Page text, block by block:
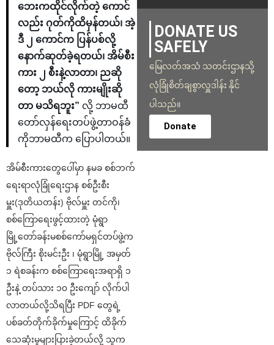
ဘေးကထိုင်လိုက်တဲ့ ကောင်
လည်း ဂုတ်ကိုထိမှန်တယ်၊ အဲ့
ဒီ ၂ ကောင်က ပြန်ပစ်လို့
နောက်ဆုတ်ခဲ့ရတယ်၊ အိမ်စီး
ကား ၂ စီးနဲ့လာတာ၊ ညဆို
တော့ ဘယ်လို ကားမျိုးဆို
တာ မသိရဘူး” လို့ ဘာမထီ
တော်လှန်ရေးတပ်ဖွဲ့တာဝန်ခံ
ကိုဘာမထီက ပြောပါတယ်။
အိမ်စီးကားတွေပေါ်မှာ နမခ စစ်ဘက်
ရေးရာလုံခြုံရေးဌာန စစ်ဦးစီး
မှူး(ဒုတိယတန်း) ဗိုလ်မှူး တင်ကို၊
စစ်ကြောရေးဖွင့်ထားတဲ့ မုံရွာ
မြို့တော်ခန်းမစစ်ကော်မရှင်တပ်ဖွဲ့က
ဗိုလ်ကြီး စိုးမင်းဦး ၊ မုံရွာမြို့ အမှတ်
၁ ရဲစခန်းက စစ်ကြောရေးအရာရှိ ၁
ဦးနဲ့ တပ်သား ၁၀ ဦးကျော် လိုက်ပါ
လာတယ်လို့သိရပြီး PDF တွေရဲ့
ပစ်ခတ်တိုက်ခိုက်မှုကြောင့် ထိခိုက်
သေဆုံးမှုများပြားခဲ့တယ်လို့ သူက
DONATE US
SAFELY
မြေလတ်အသံ သတင်းဌာနသို့
လုံခြုံစိတ်ချစွာလှူဒါန်း နိုင်
ပါသည်။
Donate